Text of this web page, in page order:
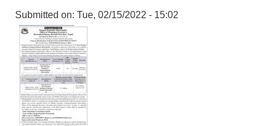
Submitted on: Tue, 02/15/2022 - 15:02